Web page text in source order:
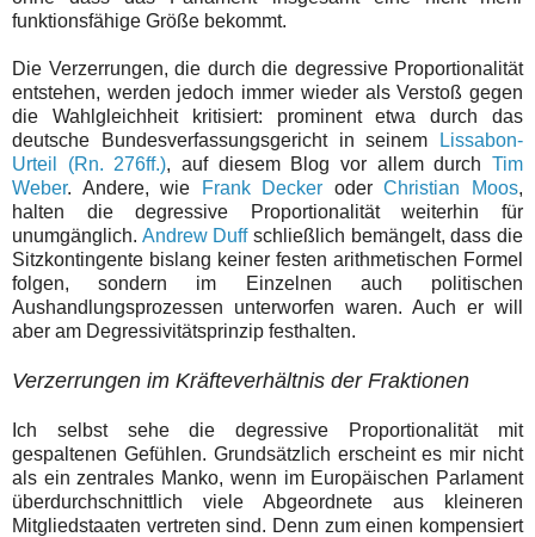
funktionsfähige Größe bekommt.
Die Verzerrungen, die durch die degressive Proportionalität
entstehen, werden jedoch immer wieder als Verstoß gegen
die Wahlgleichheit kritisiert: prominent etwa durch das
deutsche Bundesverfassungsgericht in seinem
Lissabon-
Urteil (Rn. 276ff.), auf diesem Blog vor allem durchTim
Weber. Andere, wie Frank Decker oderChristian Moos,
halten die degressive Proportionalität weiterhin für
unumgänglich. Andrew Duffschließlich bemängelt, dass die
Sitzkontingente bislang keiner festen arithmetischen Formel
folgen, sondern im Einzelnen auch politischen
Aushandlungsprozessen unterworfen waren. Auch er will
aber am Degressivitätsprinzip festhalten.
Verzerrungen im Kräfteverhältnis der Fraktionen
Ich selbst sehe die degressive Proportionalität mit
gespaltenen Gefühlen. Grundsätzlich erscheint es mir nicht
als ein zentrales Manko, wenn im Europäischen Parlament
überdurchschnittlich viele Abgeordnete aus kleineren
Mitgliedstaaten vertreten sind. Denn zum einen kompensiert